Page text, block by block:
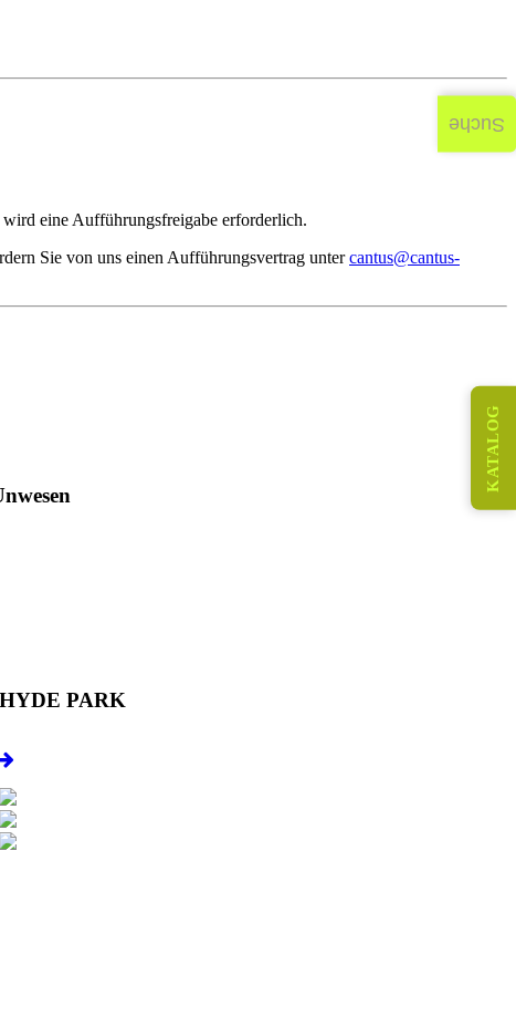
eine Aufführungsfreigabe erforderlich.
Sie von uns einen Aufführungsvertrag untercantus@cantus-
HYDE PARK
KATALOG
Suche